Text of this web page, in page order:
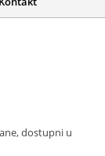
dostupni u